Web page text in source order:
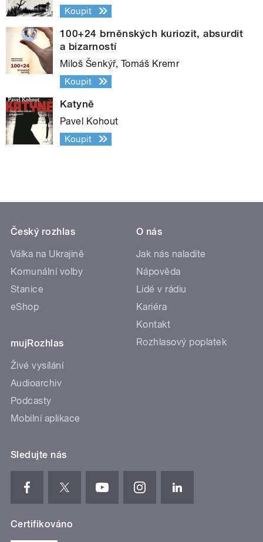
Koupit
100+24 brněnských kuriozit, absurdit
a bizarností
Miloš Šenkýř, Tomáš Kremr
Koupit
Katyně
Pavel Kohout
Koupit
Český rozhlas
Válka na Ukrajině
Komunální volby
Stanice
eShop
mujRozhlas
Živé vysílání
Audioarchiv
Podcasty
Mobilní aplikace
O nás
Jak nás naladíte
Nápověda
Lidé v rádiu
Kariéra
Kontakt
Rozhlasový poplatek
Sledujte nás
Certifikováno